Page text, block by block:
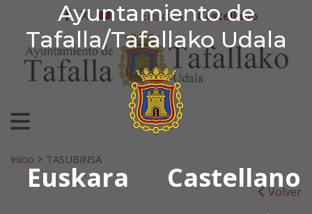
Ayuntamiento de
Tafalla/Tafallako Udala
Euskara Castellano
Ir al contenido
Ayuntamiento de
facebook
twitter
youtube
Euskera Castellano
Search for:
Inicio > TASUBINSA
Volver